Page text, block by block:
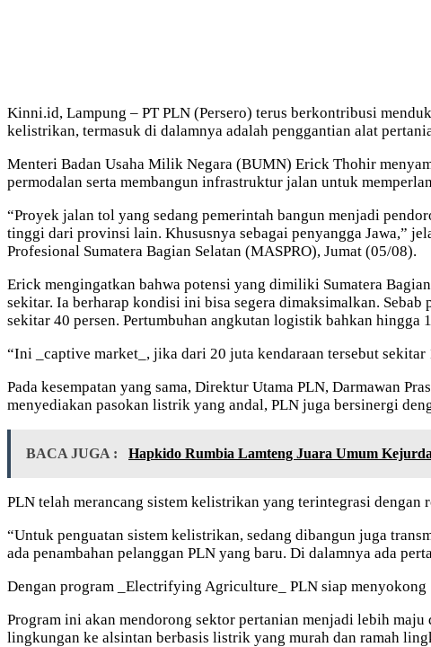
Kinni.id, Lampung – PT PLN (Persero) terus berkontribusi
kelistrikan, termasuk di dalamnya adalah penggantian alat
Menteri Badan Usaha Milik Negara (BUMN) Erick Thohir
permodalan serta membangun infrastruktur jalan untuk
“Proyek jalan tol yang sedang pemerintah bangun menjadi
tinggi dari provinsi lain. Khususnya sebagai penyangga Jawa,”
Profesional Sumatera Bagian Selatan (MASPRO), Jumat (05/08).
Erick mengingatkan bahwa potensi yang dimiliki Sumatera
sekitar. Ia berharap kondisi ini bisa segera dimaksimalkan.
sekitar 40 persen. Pertumbuhan angkutan logistik bahkan hingga
“Ini _captive market_, jika dari 20 juta kendaraan tersebut
Pada kesempatan yang sama, Direktur Utama PLN, Darmawan
menyediakan pasokan listrik yang andal, PLN juga bersinergi
BACA JUGA : Hapkido Rumbia Lamteng Juara Umum
PLN telah merancang sistem kelistrikan yang terintegrasi dengan
“Untuk penguatan sistem kelistrikan, sedang dibangun juga
ada penambahan pelanggan PLN yang baru. Di dalamnya ada
Dengan program _Electrifying Agriculture_ PLN siap menyokong
Program ini akan mendorong sektor pertanian menjadi lebih
lingkungan ke alsintan berbasis listrik yang murah dan ramah